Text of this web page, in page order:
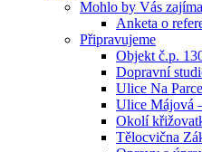
Mohlo by Vás
Anketa o
Připravujeme
Objekt č.p.
Dopravní
Ulice Na
Ulice Májová
Okolí
Tělocvična